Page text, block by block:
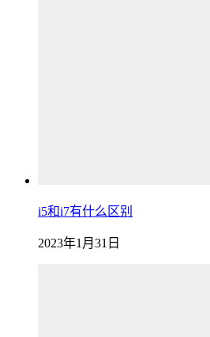
i5和i7有什么区别
2023年1月31日